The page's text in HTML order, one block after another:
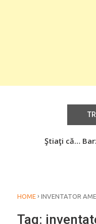
Ştiaţi că…
HOME › INVENTATOR
Tag: